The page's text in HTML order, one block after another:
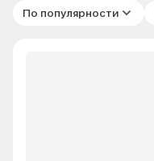
По популярности